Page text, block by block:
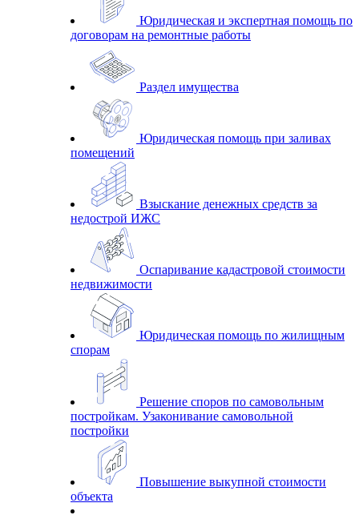
Юридическая и экспертная помощь по
договорам на ремонтные работы
Раздел имущества
Юридическая помощь при заливах
помещений
Взыскание денежных средств за
недострой ИЖС
Оспаривание кадастровой стоимости
недвижимости
Юридическая помощь по жилищным
спорам
Решение споров по самовольным
постройкам. Узаконивание самовольной
постройки
Повышение выкупной стоимости
объекта